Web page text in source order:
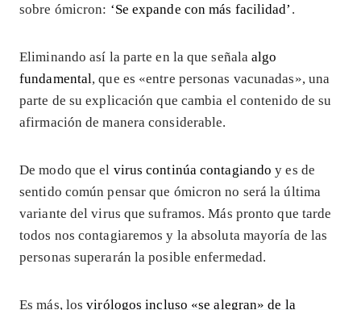
sobre ómicron: ‘Se expande con más facilidad’ .
Eliminando así la parte en la que señalaalgo
fundamental, que es «entre personas vacunadas», una
parte de su explicación que cambia el contenido de su
afirmación de manera considerable.
De modo que el virus continúa contagiando y es de
sentido común pensar que ómicron no será la última
variante del virus que suframos. Más pronto que tarde
todos nos contagiaremos y la absoluta mayoría de las
personas superarán la posible enfermedad.
Es más, losvirólogos incluso «se alegran» de la